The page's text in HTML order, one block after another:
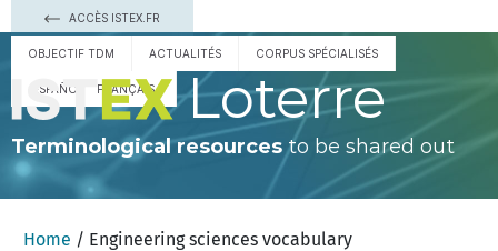
ACCÈS ISTEX.FR
OBJECTIF TDM ACTUALITÉS CORPUS SPÉCIALISÉS
ESPAÑOL FRANÇAIS Loterre
Terminological resourcesto be shared out
Home / Engineering sciences vocabulary